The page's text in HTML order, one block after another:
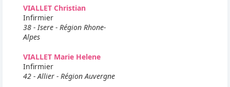
VIALLET Christian
Infirmier
38 - Isere - Région Rhone-
Alpes
VIALLET Marie Helene
Infirmier
42 - Allier - Région Auvergne